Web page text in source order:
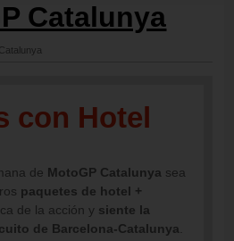
Catalunya
con Hotel
de MotoGP Catalunya sea
paquetes de hotel +
de la acción y siente la
de Barcelona-Catalunya